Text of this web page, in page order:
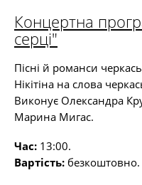
Концертна
серці"
Пісні й романси
Нікітіна на слова
Виконує Олександра
Марина Мигас.
Час: 13:00.
Вартість: безкоштовно.